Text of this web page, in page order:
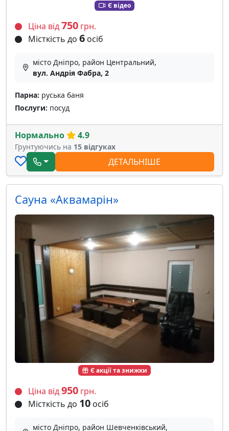
Є відео
Ціна від750 грн.
Місткість до 6 осіб
місто Дніпро, район Центральний,
вул. Андрія Фабра, 2
Парна: руська баня
Послуги: посуд
Нормально 4.9
Грунтуючись на 15 відгуках
ДЕТАЛЬНІШЕ
Є акції та знижки
Сауна «Аквамарін»
Ціна від950 грн.
Місткість до 10 осіб
місто Дніпро, район Шевченківський,